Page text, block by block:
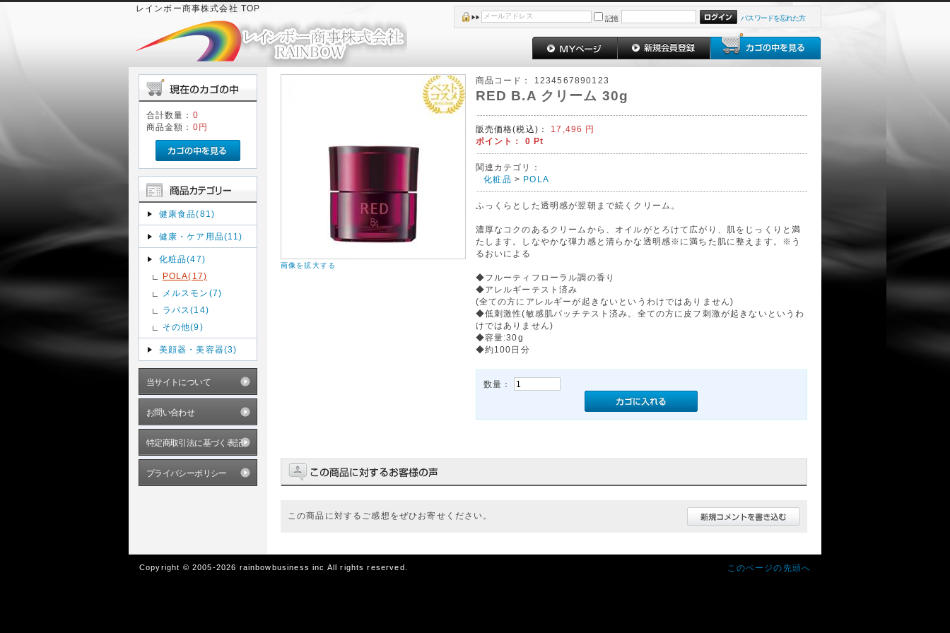
レインボー商事株式会社 TOP
記憶 パスワードを忘れた方
合計数量： 0
商品金額： 0円
健康食品(81)
健康・ケア用品(11)
化粧品(47)
POLA(17)
メルスモン(7)
ラパス(14)
その他(9)
美顔器・美容器(3)
当サイトについて
お問い合わせ
特定商取引法に基づく表記
プライバシーポリシー
画像を拡大する
商品コード： 1234567890123
RED B.A クリーム 30g
販売価格(税込)： 17,496 円
ポイント： 0 Pt
関連カテゴリ：
化粧品 > POLA
ふっくらとした透明感が翌朝まで続くクリーム。
濃厚なコクのあるクリームから、オイルがとろけて広がり、肌をじっくりと満
たします。しなやかな弾力感と清らかな透明感※に満ちた肌に整えます。※う
るおいによる
◆フルーティフローラル調の香り
◆アレルギーテスト済み
(全ての方にアレルギーが起きないというわけではありません)
◆低刺激性(敏感肌パッチテスト済み。全ての方に皮フ刺激が起きないというわ
けではありません)
◆容量:30g
◆約100日分
数量：
この商品に対するご感想をぜひお寄せください。
このページの先頭へ
Copyright © 2005-2026 rainbowbusiness inc All rights reserved.